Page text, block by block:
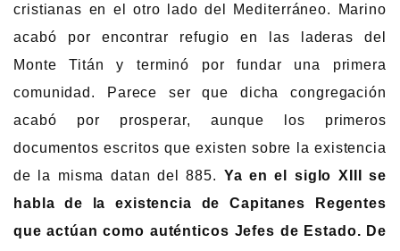
cristianas en el otro lado del Mediterráneo. Marino
acabó por encontrar refugio en las laderas del
Monte Titán y terminó por fundar una primera
comunidad. Parece ser que dicha congregación
acabó por prosperar, aunque los primeros
documentos escritos que existen sobre la existencia
de la misma datan del 885. Ya en el siglo XIII se
habla de la existencia de Capitanes Regentes
que actúan como auténticos Jefes de Estado. De